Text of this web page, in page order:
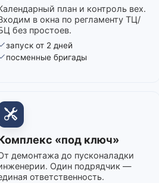
план и контроль вех.
в окна по регламенту ТЦ/
без простоев.
запуск от 2 дней
посменные бригады
«под ключ»
демонтажа до пусконаладки
Один подрядчик —
ответственность.